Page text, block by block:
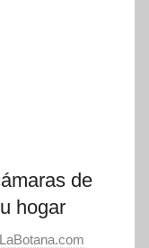
de
hogar
LaBotana.com